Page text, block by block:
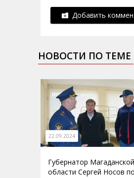
Добавить
НОВОСТИ ПО ТЕМЕ
22.09.2024
Губернатор Магаданской
области Сергей Носов